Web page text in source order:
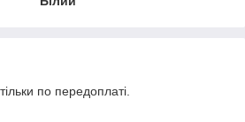
по передоплаті.